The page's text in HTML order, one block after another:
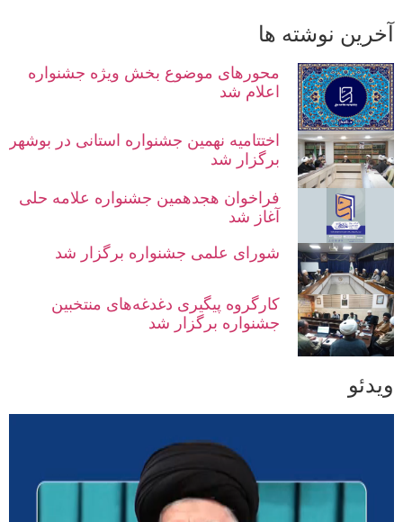
آخرین نوشته ها
محورهای موضوع بخش ویژه جشنواره
اعلام شد
اختتامیه نهمین جشنواره استانی در بوشهر
برگزار شد
فراخوان هجدهمین جشنواره علامه حلی
آغاز شد
شورای علمی جشنواره برگزار شد
کارگروه پیگیری دغدغه‌های منتخبین
جشنواره برگزار شد
ویدئو